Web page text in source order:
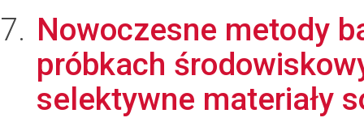
Nowoczesne metody
próbkach
selektywne materiały